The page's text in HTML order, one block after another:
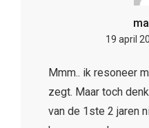
19 april
Mmm.. ik resoneer
zegt. Maar toch
van de 1ste 2 jaren